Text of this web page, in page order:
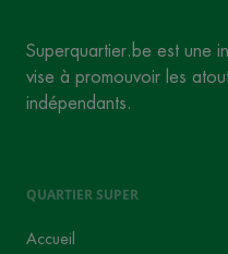
Superquartier.be est une
vise à promouvoir les
indépendants.
QUARTIER SUPER
Accueil